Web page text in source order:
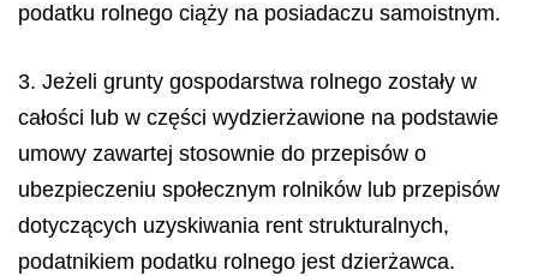
podatku rolnego ciąży na posiadaczu samoistnym.
3. Jeżeli grunty gospodarstwa rolnego zostały w
całości lub w części wydzierżawione na podstawie
umowy zawartej stosownie do przepisów o
ubezpieczeniu społecznym rolników lub przepisów
dotyczących uzyskiwania rent strukturalnych,
podatnikiem podatku rolnego jest dzierżawca.